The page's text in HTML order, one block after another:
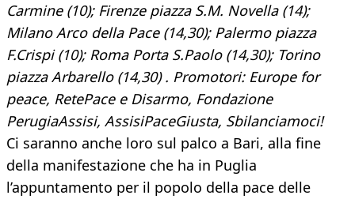
Carmine (10); Firenze piazza S.M. Novella (14);
Milano Arco della Pace (14,30); Palermo piazza
F.Crispi (10); Roma Porta S.Paolo (14,30); Torino
piazza Arbarello (14,30) . Promotori: Europe for
peace, RetePace e Disarmo, Fondazione
PerugiaAssisi, AssisiPaceGiusta, Sbilanciamoci!
Ci saranno anche loro sul palco a Bari, alla fine
della manifestazione che ha in Puglia
l’appuntamento per il popolo della pace delle